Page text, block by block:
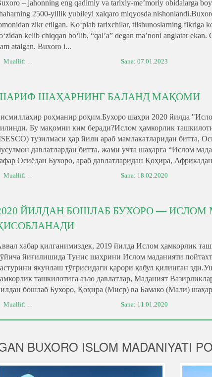
– jahonning eng qadimiy va tarixiy-meʼmoriy obidalarga
2500-yillik yubileyi xalqaro miqyosda
zikr etilgan. Koʻplab tarixchilar, tilshunoslarning fikriga
kelib chiqqan boʻlib, “qalʼa” degan maʼnoni anglatar
atalgan. Buxoro i...
Muallif: . . Sana:07.01.2023
ШАҲАРНИНГ БАЛАНД МАҚОМИ
роҳманир роҳим.Бухоро шаҳри 2020 йилда
Бу мақомни ким беради?Ислом ҳамкорлик
тузилмаси ҳар йили араб мамлакатларидан битта,
давлатлардан битта, жами учта шаҳарга “Ислом
Осиёдан Бухоро, араб давлатларидан Қоҳира,
Muallif: . . Sana: 18.02.2020
ЙИЛДАН БОШЛАБ БУХОРО —
хабар қилганимиздек, 2019 йилда Ислом ҳамкорлик
йиғилишида Тунис шаҳрини Ислом маданияти
якунлаш тўғрисидаги қарори қабул қилинган
ташкилотига аъзо давлатлар, Маданият
бошлаб Бухоро, Қоҳира (Миср) ва Бамако (Мали)
Muallif: . . Sana: 11.01.2020
BUXORO ISLOM MADANIYATI